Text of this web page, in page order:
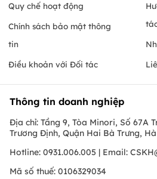
Quy chế hoạt động
Chính sách bảo mật thông
tin
Điều khoản với Đối tác
Thông tin doanh nghiệp
Địa chỉ: Tầng 9, Tòa Minori, Số 67A
Trương Định, Quận Hai Bà Trưng,
Hotline: 0931.006.005 | Email:
Mã số thuế: 0106329034